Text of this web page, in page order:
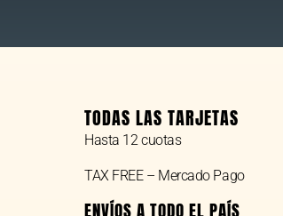
TODAS LAS TARJETAS
Hasta 12 cuotas
TAX FREE – Mercado Pago
ENVÍOS A TODO EL PAÍS